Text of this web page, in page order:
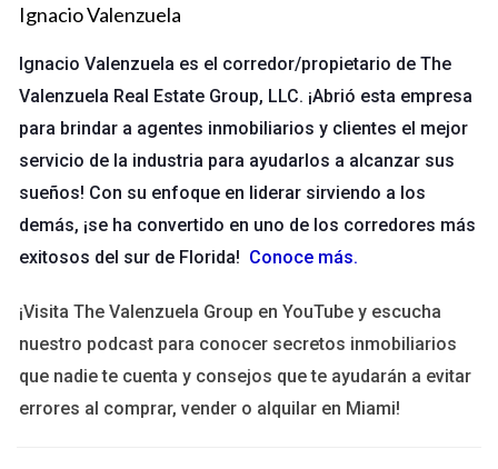
Uno de los principales beneficios de utilizar un software
especializado es la eficiencia que aporta a la gestión diaria.
Con esta herramienta, puedes automatizar tareas repetitivas
como el envío de correos electrónicos, la programación de
citas y el seguimiento de pagos. Esto no solo ahorra tiempo,
cuenta." Además, muchos softwares permiten integraciones
gestión.
Seguimiento Efectivo de Clientes
El seguimiento de clientes es fundamental para construir
relaciones sólidas y duraderas. Un software especializado te
Ignacio Valenzuela
Ignacio Valenzuela es el corredor/propietario de The
Valenzuela Real Estate Group, LLC. ¡Abrió esta empresa
para brindar a agentes inmobiliarios y clientes el mejor
servicio de la industria para ayudarlos a alcanzar sus
sueños! Con su enfoque en liderar sirviendo a los
demás, ¡se ha convertido en uno de los corredores más
exitosos del sur de Florida! Conoce más.
¡Visita The Valenzuela Group en YouTube y escucha
nuestro podcast para conocer secretos inmobiliarios
que nadie te cuenta y consejos que te ayudarán a evitar
errores al comprar, vender o alquilar en Miami!